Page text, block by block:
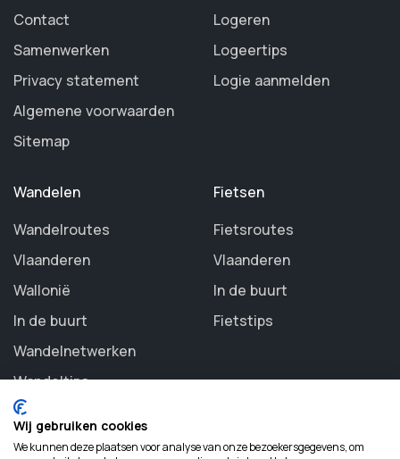
Contact
Samenwerken
Privacy statement
Algemene voorwaarden
Sitemap
Logeren
Logeertips
Logie aanmelden
Wandelen
Wandelroutes
Vlaanderen
Wallonië
In de buurt
Wandelnetwerken
Wandeltips
Fietsen
Fietsroutes
Vlaanderen
In de buurt
Fietstips
Wij gebruiken cookies
We kunnen deze plaatsen voor analyse van onze bezoekersgegevens, om